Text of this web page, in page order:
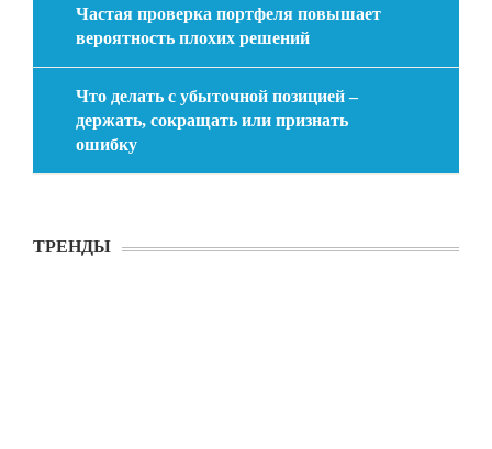
Частая проверка портфеля повышает
вероятность плохих решений
Что делать с убыточной позицией –
держать, сокращать или признать
ошибку
ТРЕНДЫ